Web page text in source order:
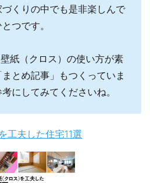
くりの中でも是非楽しんで
つです。
紙（クロス）の使い方が素
とめ記事」もつくっていま
にしてみてくださいね。
工夫した住宅11選